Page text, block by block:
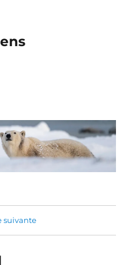
suivante